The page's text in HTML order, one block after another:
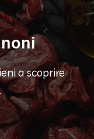
a scoprire